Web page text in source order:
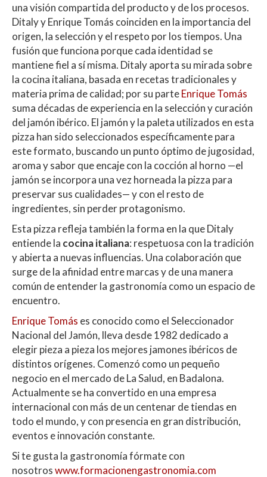
una visión compartida del producto y de los procesos.
Ditaly y Enrique Tomás coinciden en la importancia del
origen, la selección y el respeto por los tiempos. Una
fusión que funciona porque cada identidad se
mantiene fiel a sí misma. Ditaly aporta su mirada sobre
la cocina italiana, basada en recetas tradicionales y
materia prima de calidad; por su parteEnrique Tomás
suma décadas de experiencia en la selección y curación
del jamón ibérico. El jamón y la paleta utilizados en esta
pizza han sido seleccionados específicamente para
este formato, buscando un punto óptimo de jugosidad,
aroma y sabor que encaje con la cocción al horno —el
jamón se incorpora una vez horneada la pizza para
preservar sus cualidades— y con el resto de
ingredientes, sin perder protagonismo.
Esta pizza refleja también la forma en la que Ditaly
entiende la cocina italiana: respetuosa con la tradición
y abierta a nuevas influencias. Una colaboración que
surge de la afinidad entre marcas y de una manera
común de entender la gastronomía como un espacio de
encuentro.
Enrique Tomás es conocido como el Seleccionador
Nacional del Jamón, lleva desde 1982 dedicado a
elegir pieza a pieza los mejores jamones ibéricos de
distintos orígenes. Comenzó como un pequeño
negocio en el mercado de La Salud, en Badalona.
Actualmente se ha convertido en una empresa
internacional con más de un centenar de tiendas en
todo el mundo, y con presencia en gran distribución,
eventos e innovación constante.
Si te gusta la gastronomía fórmate con
nosotroswww.formacionengastronomia.com